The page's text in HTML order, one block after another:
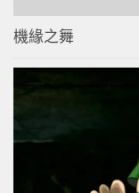
機緣之舞